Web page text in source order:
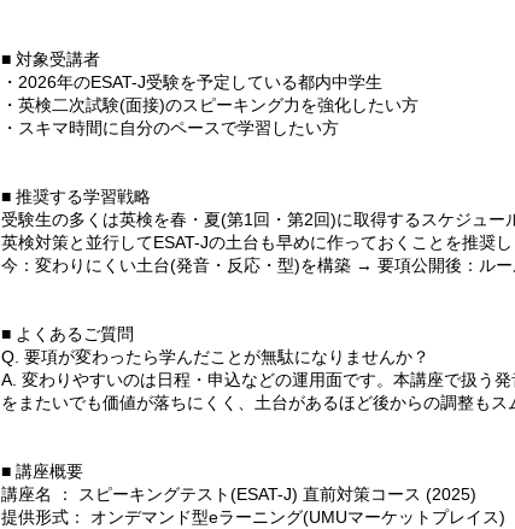
■ 対象受講者
・2026年のESAT-J受験を予定している都内中学生
・英検二次試験(面接)のスピーキング力を強化したい方
・スキマ時間に自分のペースで学習したい方
■ 推奨する学習戦略
受験生の多くは英検を春・夏(第1回・第2回)に取得するスケジュー
英検対策と並行してESAT-Jの土台も早めに作っておくことを推奨し
今：変わりにくい土台(発音・反応・型)を構築 → 要項公開後：ル
■ よくあるご質問
Q. 要項が変わったら学んだことが無駄になりませんか？
A. 変わりやすいのは日程・申込などの運用面です。本講座で扱う
をまたいでも価値が落ちにくく、土台があるほど後からの調整もス
■ 講座概要
講座名 ： スピーキングテスト(ESAT-J) 直前対策コース (2025)
提供形式： オンデマンド型eラーニング(UMUマーケットプレイス)